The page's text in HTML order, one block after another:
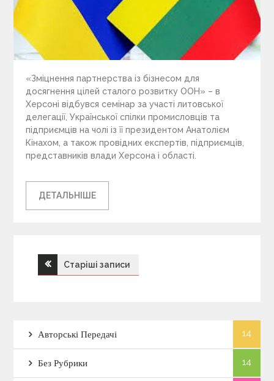
«Зміцнення партнерства із бізнесом для
досягнення цілей сталого розвитку ООН» – в
Херсоні відбувся семінар за участі литовської
делегації, Української спілки промисловців та
підприємців на чолі із її президентом Анатолієм
Кінахом, а також провідних експертів, підприємців,
представників влади Херсона і області.
ДЕТАЛЬНІШЕ
Н
в
і
Старіші записи
Авторські Передачі 14
Без Рубрики 14